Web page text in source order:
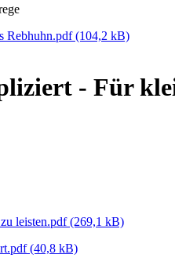
Rebhuhn.pdf(104,2 kB)
- Für
leisten.pdf(269,1 kB)
(40,8 kB)